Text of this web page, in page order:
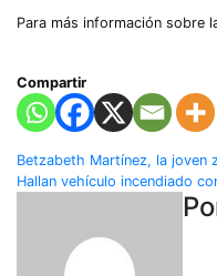
Para más información sobre
Compartir
Navegación
entradas
Betzabeth Martínez, la joven
Hallan vehículo incendiado